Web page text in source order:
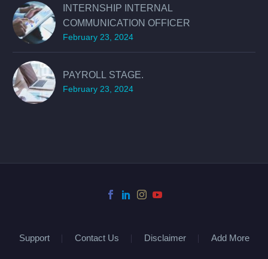
INTERNSHIP INTERNAL
COMMUNICATION OFFICER
February 23, 2024
PAYROLL STAGE.
February 23, 2024
Support Contact Us Disclaimer Add More